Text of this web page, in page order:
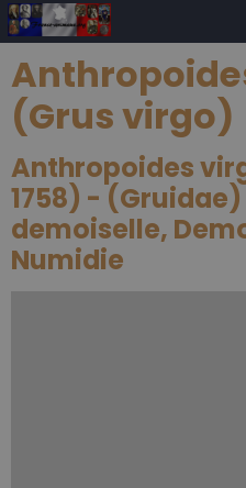
(Grus virgo)
Anthropoides
1758) -
demoiselle,
Numidie